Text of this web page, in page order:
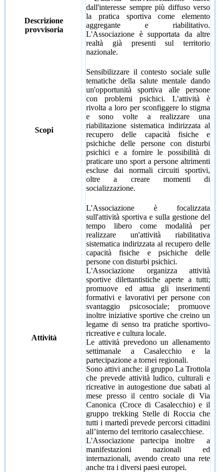
Descrizione
provvisoria
dall'interesse sempre più diffuso verso
la pratica sportiva come elemento
aggregante e riabilitativo.
L'Associazione è supportata da altre
realtà già presenti sul territorio
nazionale.
Scopi
Sensibilizzare il contesto sociale sulle
tematiche della salute mentale dando
un'opportunità sportiva alle persone
con problemi psichici. L'attività è
rivolta a loro per sconfiggere lo stigma
e sono volte a realizzare una
riabilitazione sistematica indirizzata al
recupero delle capacità fisiche e
psichiche delle persone con disturbi
psichici e a fornire le possibilità di
praticare uno sport a persone altrimenti
escluse dai normali circuiti sportivi,
oltre a creare momenti di
socializzazione.
Attività
L'Associazione è focalizzata
sull'attività sportiva e sulla gestione del
tempo libero come modalità per
realizzare un'attività riabilitativa
sistematica indirizzata al recupero delle
capacità fisiche e psichiche delle
persone con disturbi psichici.
L'Associazione organizza attività
sportive dilettantistiche aperte a tutti;
promuove ed attua gli inserimenti
formativi e lavorativi per persone con
svantaggio psicosociale; promuove
inoltre iniziative sportive che creino un
legame di senso tra pratiche sportivo-
ricreative e cultura locale.
Le attività prevedono un allenamento
settimanale a Casalecchio e la
partecipazione a tornei regionali.
Sono attivi anche: il gruppo La Trottola
che prevede attività ludico, culturali e
ricreative in autogestione due sabati al
mese presso il centro sociale di Via
Canonica (Croce di Casalecchio) e il
gruppo trekking Stelle di Roccia che
tutti i martedì prevede percorsi cittadini
all’interno del territorio casalecchiese.
L'Associazione partecipa inoltre a
manifestazioni nazionali ed
internazionali, avendo creato una rete
anche tra i diversi paesi europei.